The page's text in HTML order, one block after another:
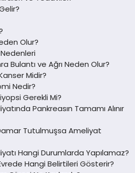
Olur?
Nedenleri
Bulantı ve Ağrı Neden Olur?
Midir?
Nedir?
Gerekli Mi?
Pankreasın Tamamı Alınır
Tutulmuşsa Ameliyat
Hangi Durumlarda Yapılamaz?
Hangi Belirtileri Gösterir?